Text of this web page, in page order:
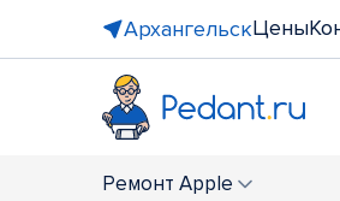
АрхангельскЦены
Ремонт Apple